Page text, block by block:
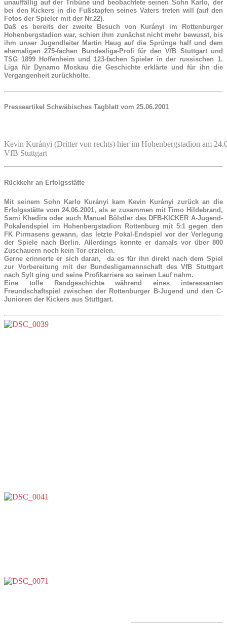
unauffällig auf der Tribüne und beobachtete seinen Sohn Karlo, der
bei den Kickers in die Fußstapfen seines Vaters treten will (auf den
Fotos der Spieler mit der Nr.22).
Daß es bereits der zweite Besuch von Kurányi im Rottenburger
Hohenbergstadion war, schien ihm zunächst nicht mehr bewusst, bis
ihm unser Jugendleiter Martin Haug auf die Sprünge half und dem
ehemaligen 275-fachen Bundesliga-Profi für den VfB Stuttgart und
TSG 1899 Hoffenheim und 123-fachen Spieler in der russischen 1.
Liga für Dynamo Moskau die Geschichte erklärte und für ihn die
Vergangenheit zurückholte.
Presseartikel Schwäbisches Tagblatt vom 25.06.2001
Kevin Kurányi (Dritter von rechts) hier im Hohenbergstadion am
VfB Stuttgart
Rückkehr an Erfolgsstätte
Mit seinem Sohn Karlo Kurányi kam Kevin Kurányi zurück an die
Erfolgsstätte vom 24.06.2001, als er zusammen mit Timo Hildebrand,
Sami Khedira oder auch Manuel Bölstler das DFB-KICKER A-Jugend-
Pokalendspiel im Hohenbergstadion Rottenburg mit 5:1 gegen den
FK Pirmasens gewann, das letzte Pokal-Endspiel vor der Verlegung
der Spiele nach Berlin. Allerdings konnte er damals vor über 800
Zuschauern noch kein Tor erzielen.
Gerne erinnerte er sich daran, da es für ihn direkt nach dem Spiel
zur Vorbereitung mit der Bundesligamannschaft des VfB Stuttgart
nach Sylt ging und seine Profikarriere so seinen Lauf nahm.
Eine tolle Randgeschichte während eines interessanten
Freundschaftspiel zwischen der Rottenburger B-Jugend und den C-
Junioren der Kickers aus Stuttgart.